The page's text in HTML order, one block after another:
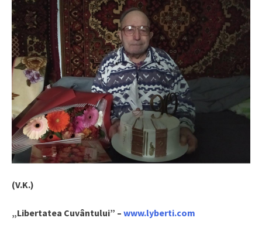
(V.K.)
„Libertatea Cuvântului” – www.lyberti.com